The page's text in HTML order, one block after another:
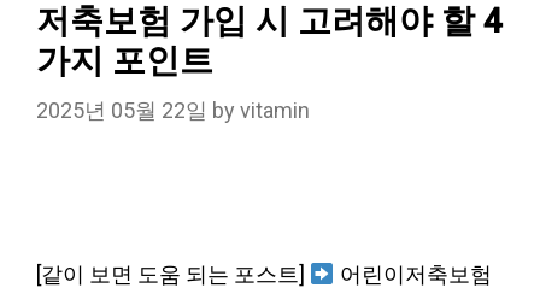
저축보험 가입 시 고려해야 할 4
가지 포인트
2025년 05월 22일 by vitamin
[같이 보면 도움 되는 포스트]
어린이저축보험